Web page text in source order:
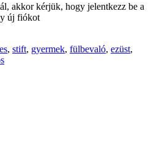
akkor kérjük, hogy jelentkezz be a
új fiókot
, stift, gyermek, fülbevaló, ezüst,